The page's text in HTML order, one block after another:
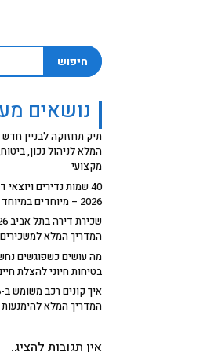
חיפוש
נושאים
תיק תחזוקה לבניין
המלא לניהול נכון,
מקצועי
40 שמות נדירים ויוצאי
2026 – מיוחדים במיוחד
המדריך המלא
מה עושים כשפוגשים
בטיחות חיוני להצלת
המדריך המלא להימנעות
אין תגובות להציג.